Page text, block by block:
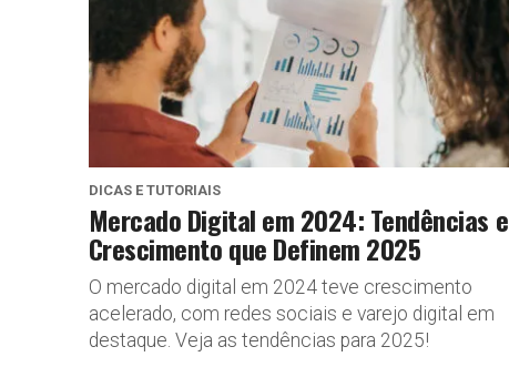
DICAS E TUTORIAIS
Mercado Digital em 2024: Tendências e
Crescimento que Definem 2025
O mercado digital em 2024 teve crescimento
acelerado, com redes sociais e varejo digital em
destaque. Veja as tendências para 2025!